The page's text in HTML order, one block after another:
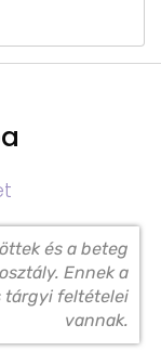
és a beteg
Ennek a
tárgyi feltételei
vannak.